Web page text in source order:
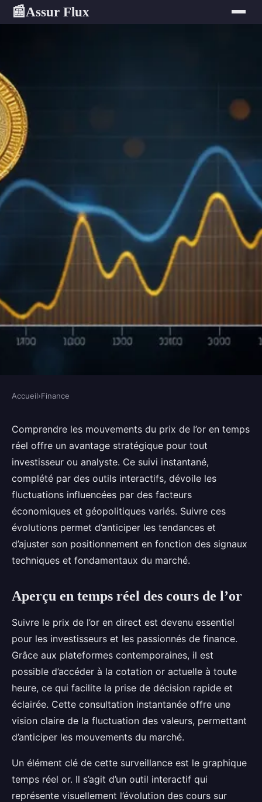
📰Assur Flux
Analyse des tendances de l'or :
évolutions en temps réel
Maya•17 février 2026•6 min de lecture
Accueil›Finance
Comprendre les mouvements du prix de l’or en temps
réel offre un avantage stratégique pour tout
investisseur ou analyste. Ce suivi instantané,
complété par des outils interactifs, dévoile les
fluctuations influencées par des facteurs
économiques et géopolitiques variés. Suivre ces
évolutions permet d’anticiper les tendances et
d’ajuster son positionnement en fonction des signaux
techniques et fondamentaux du marché.
Aperçu en temps réel des cours de l’or
Suivre le prix de l’or en direct est devenu essentiel
pour les investisseurs et les passionnés de finance.
Grâce aux plateformes contemporaines, il est
possible d’accéder à la cotation or actuelle à toute
heure, ce qui facilite la prise de décision rapide et
éclairée. Cette consultation instantanée offre une
vision claire de la fluctuation des valeurs, permettant
d’anticiper les mouvements du marché.
Un élément clé de cette surveillance est le graphique
temps réel or. Il s’agit d’un outil interactif qui
représente visuellement l’évolution des cours sur